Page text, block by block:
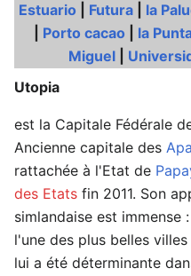
Estuario
Futura| la
Porto cacao la
Miguel
Utopia
est la Capitale Fédérale
Ancienne capitale des
rattachée à l'Etat de
des Etats fin 2011. Son
simlandaise est immense
l'une des plus belles
lui a été déterminante